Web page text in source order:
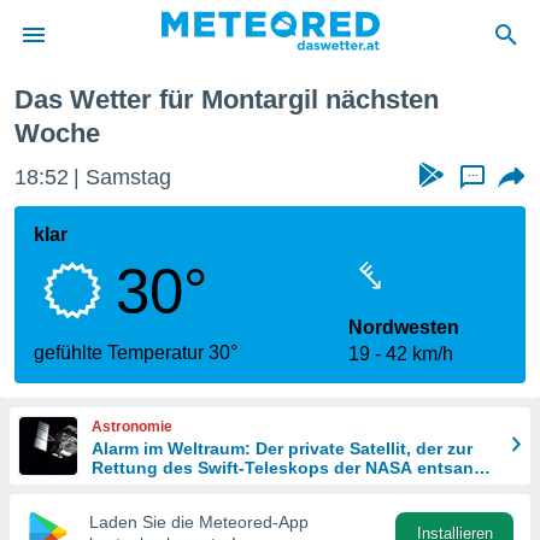
dass
von
diese
die
Das Wetter für Montargil nächsten
Woche
18:52 Samstag ...
klar
30°
gefühlte Temperatur 30°
Nordwesten
19
42 km/h
Astronomie
Alarm im Weltraum: Der private Satellit, der zur
Rettung des Swift-Teleskops der NASA entsandt
Laden Sie die Meteored-App
Installieren